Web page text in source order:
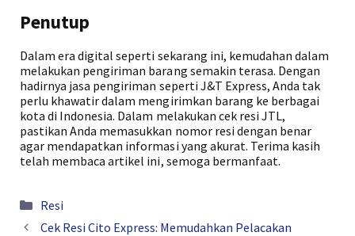
Penutup
Dalam era digital seperti sekarang ini, kemudahan dalam
melakukan pengiriman barang semakin terasa. Dengan
hadirnya jasa pengiriman seperti J&T Express, Anda tak
perlu khawatir dalam mengirimkan barang ke berbagai
kota di Indonesia. Dalam melakukan cek resi JTL,
pastikan Anda memasukkan nomor resi dengan benar
agar mendapatkan informasi yang akurat. Terima kasih
telah membaca artikel ini, semoga bermanfaat.
Kategori
Resi
Cek Resi Cito Express: Memudahkan Pelacakan